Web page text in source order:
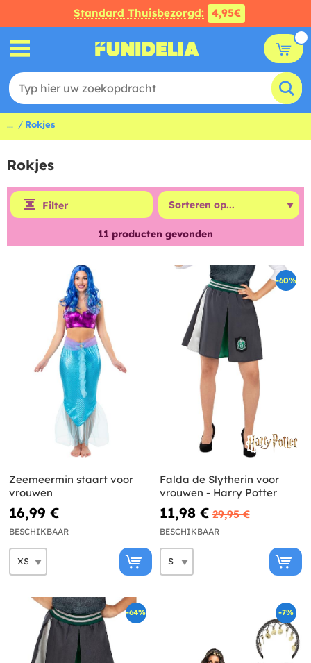
Standard Thuisbezorgd: 4,95€
... Rokjes
Rokjes
Filter
11 producten gevonden
Zeemeermin staart voor
vrouwen
16,99 €
BESCHIKBAAR
-60%
Falda de Slytherin voor
vrouwen - Harry Potter
11,98 € 29,95 €
BESCHIKBAAR
-64% -7%